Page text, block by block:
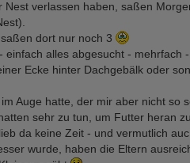
verlassen haben, saßen
dort nur noch 3
alles abgesucht - mehrfach
Ecke hinter Dachgebälk oder
Auge hatte, der mir aber nicht so
sehr zu tun, um Futter heran
da keine Zeit - und vermutlich
wurde, haben die Eltern